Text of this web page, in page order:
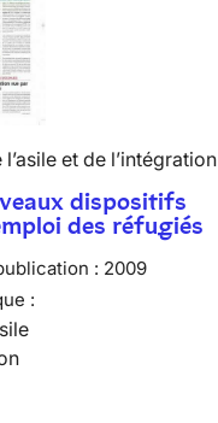
et de l’intégration
dispositifs
des réfugiés
: 2009
: